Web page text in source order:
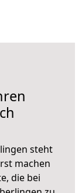
steht
machen
die bei